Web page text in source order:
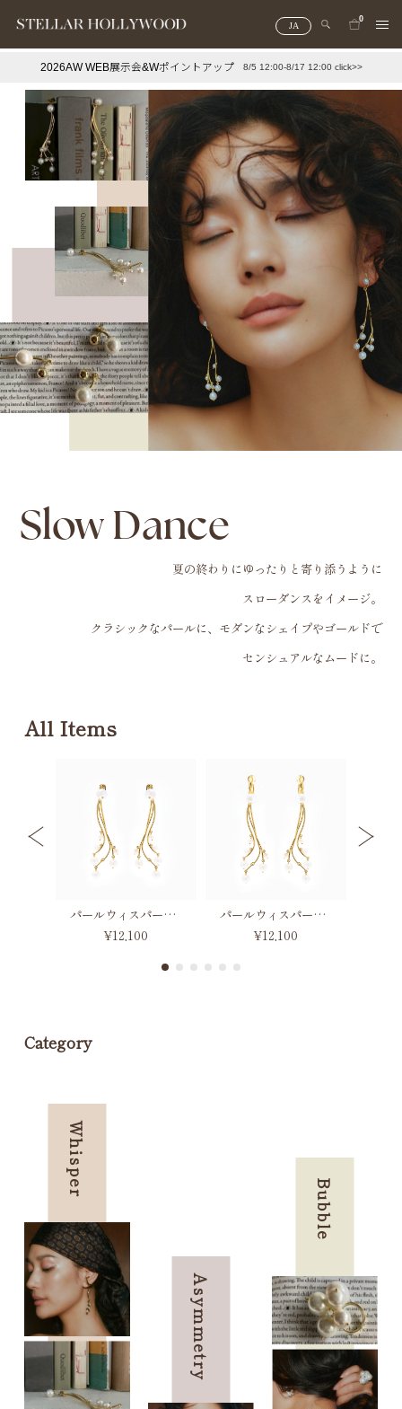
JA
0
#スタッフイチ押し（通勤パールアクセ） ＃写真映えアクセ
2026AW WEB展示会&Wポイントアップ 8/5 12:00-8/17 12:00 click>>
Slow Dance
夏の終わりにゆったりと寄り添うように
スローダンスをイメージ。
クラシックなパールに、モダンなシェイプやゴールドで
センシュアルなムードに。
All Items
パールウィスパーピアス
¥12,100
パールウィスパーイヤリング
¥12,100
Category
Whisper
Asymmetry
Bubble